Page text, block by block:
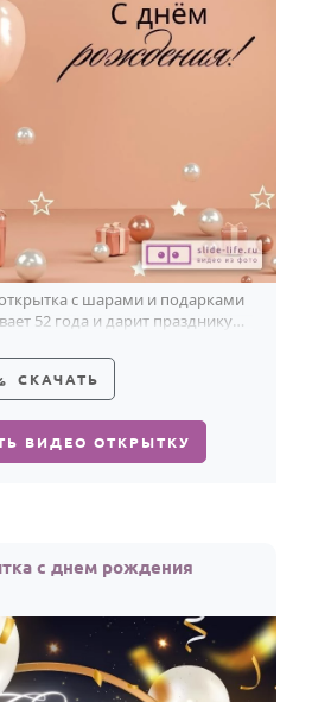
с шарами и подарками
52 года и дарит празднику
СКАЧАТЬ
ВИДЕО ОТКРЫТКУ
с днем рождения